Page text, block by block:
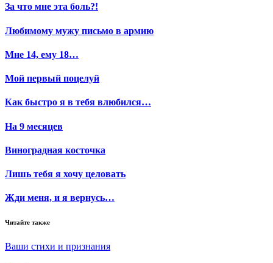
За что мне эта боль?!
Любимому мужу письмо в армию
Мне 14, ему 18…
Мой первый поцелуй
Как быстро я в тебя влюбился…
На 9 месяцев
Виноградная косточка
Лишь тебя я хочу целовать
Жди меня, и я вернусь…
Читайте также
Ваши стихи и признания